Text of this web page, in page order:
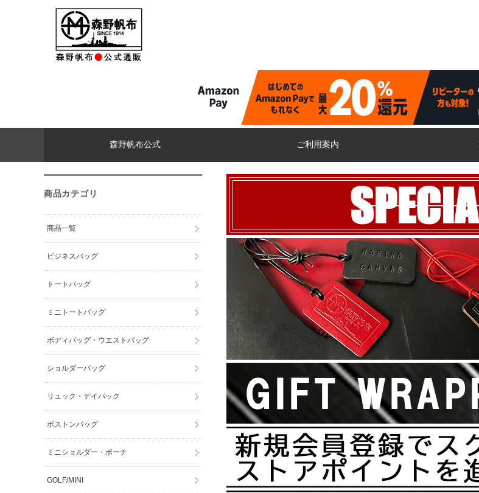
森野帆布公式 ご利用案内
商品カテゴリ
商品一覧
ビジネスバッグ
トートバッグ
ミニトートバッグ
ボディバッグ・ウエストバッグ
ショルダーバッグ
リュック・デイパック
ボストンバッグ
ミニショルダー・ポーチ
GOLF/MINI